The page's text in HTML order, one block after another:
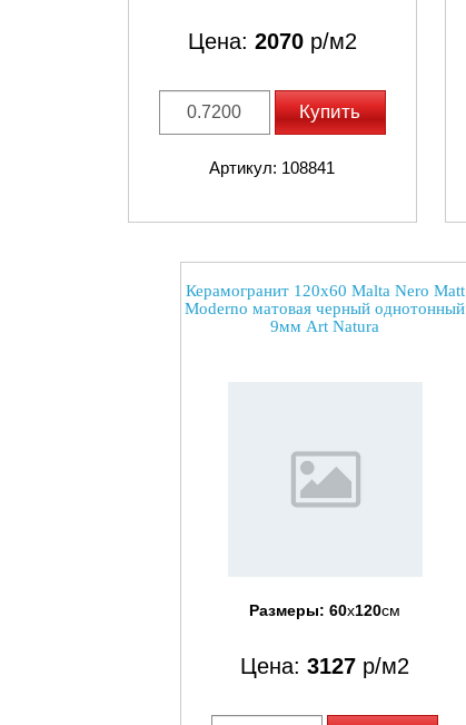
Цена: 2070р/м2
Купить
Артикул: 108841
Керамогранит 120x60 Malta Nero Matt
Moderno матовая черный однотонный
9мм Art Natura
Размеры: 60x120см
Цена: 3127 р/м2